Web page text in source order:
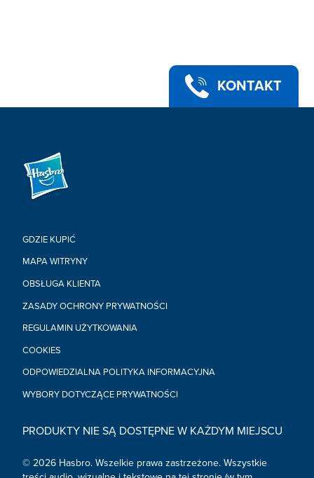
KONTAKT
GDZIE KUPIĆ
MAPA WITRYNY
OBSŁUGA KLIENTA
ZASADY OCHRONY PRYWATNOŚCI
REGULAMIN UŻYTKOWANIA
COOKIES
ODPOWIEDZIALNA POLITYKA INFORMACYJNA
WYBORY DOTYCZĄCE PRYWATNOŚCI
PRODUKTY NIE SĄ DOSTĘPNE W KAŻDYM MIEJSCU
© 2026 Hasbro. Wszelkie prawa zastrzeżone. Wszystkie